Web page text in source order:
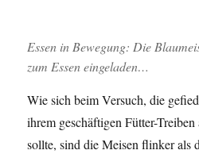
Essen in Bewegung: Die
zum Essen eingeladen…
Wie sich beim Versuch, die
ihrem geschäftigen Fütter-
sollte, sind die Meisen flinker als